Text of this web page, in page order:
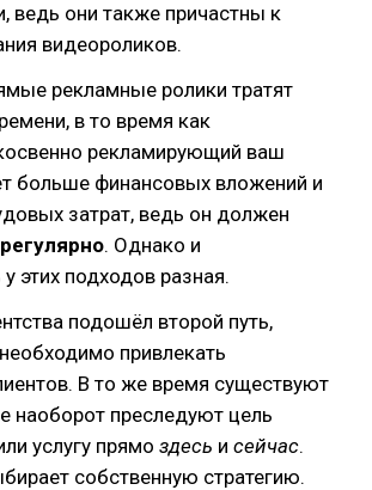
ведь они также причастны к
видеороликов.
рекламные ролики тратят
в то время как
рекламирующий ваш
больше финансовых вложений и
затрат, ведь он должен
регулярно. Однако и
этих подходов разная.
подошёл второй путь,
привлекать
В то же время существуют
наоборот преследуют цель
услугу прямо здесь и сейчас.
собственную стратегию.